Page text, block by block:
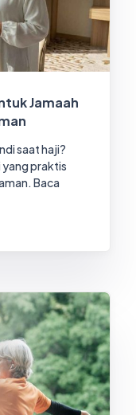
Jamaah
saat haji?
yang praktis
Baca